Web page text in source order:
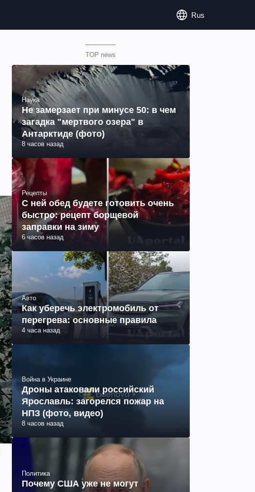
Rus
TOP news
Наука
Не замерзает при минусе 50: в чем
загадка "мертвого озера" в
Антарктиде (фото)
8 часов назад
Рецепты
С ней обед будете готовить очень
быстро: рецепт борщевой
заправки на зиму
6 часов назад
Авто
Как уберечь электромобиль от
перегрева: основные правила
4 часа назад
Война в Украине
Дроны атаковали российский
Ярославль: загорелся пожар на
НПЗ (фото, видео)
8 часов назад
Политика
Почему США уже не могут